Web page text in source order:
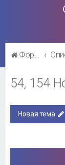
Форум Рено
54, 154
Новая тема